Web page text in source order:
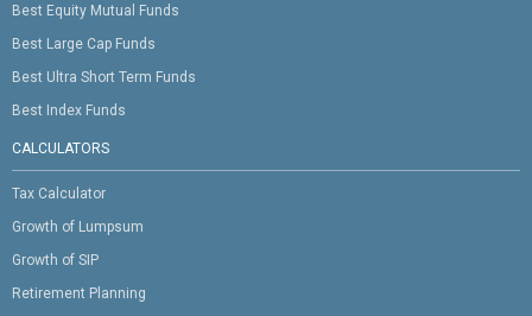
Best Equity Mutual Funds
Best Large Cap Funds
Best Ultra Short Term Funds
Best Index Funds
CALCULATORS
Tax Calculator
Growth of Lumpsum
Growth of SIP
Retirement Planning